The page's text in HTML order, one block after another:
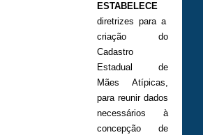
ESTABELECE
diretrizes para a
criação do
Cadastro
Estadual de
Mães Atípicas,
para reunir dados
necessários à
concepção de